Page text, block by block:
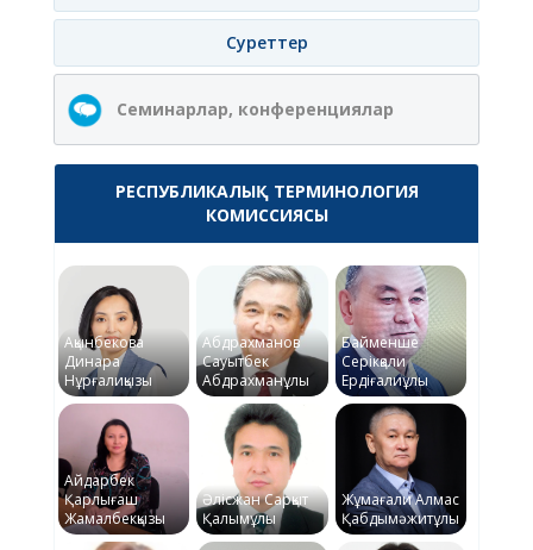
Суреттер
Семинарлар, конференциялар
РЕСПУБЛИКАЛЫҚ ТЕРМИНОЛОГИЯ
КОМИССИЯСЫ
Ақынбекова
Динара
Нұрғалиқызы
Абдрахманов
Сауытбек
Абдрахманұлы
Байменше
Серікқали
Ердіғалиұлы
Айдарбек
Қарлығаш
Жамалбекқызы
Әлісжан Сарқыт
Қалымұлы
Жұмағали Алмас
Қабдымәжитұлы